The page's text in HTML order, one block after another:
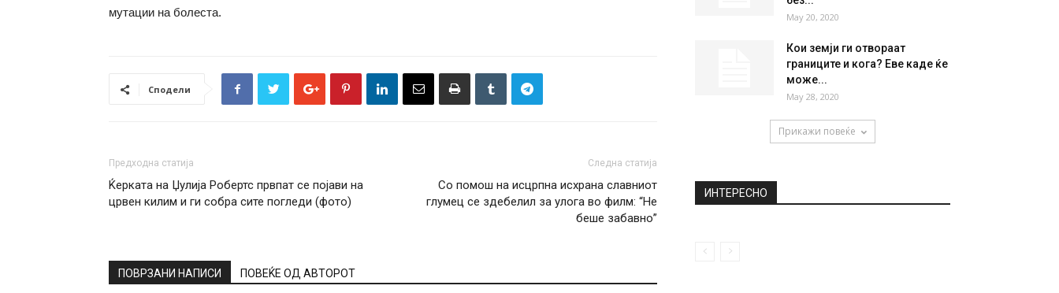
мутации на болеста.
Сподели
Предходна статија
Ќерката на Џулија Робертс првпат се појави на
црвен килим и ги собра сите погледи (фото)
Следна статија
Со помош на исцрпна исхрана славниот
глумец се здебелил за улога во филм: “Не
беше забавно”
ПОВРЗАНИ НАПИСИ ПОВЕЌЕ ОД АВТОРОТ
May 20, 2020
Кои земји ги отвораат
границите и кога? Еве каде ќе
може...
May 28, 2020
Прикажи повеќе
ИНТЕРЕСНО